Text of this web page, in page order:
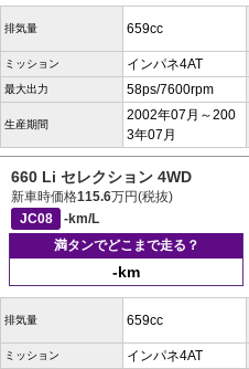
排気量 659cc
ミッション インパネ4AT
最大出力 58ps/7600rpm
生産期間
2002年07月～200
3年07月
660 Li セレクション 4WD
新車時価格115.6万円(税抜)
JC08
-km/L
満タンでどこまで走る？
-km
排気量 659cc
ミッション インパネ4AT